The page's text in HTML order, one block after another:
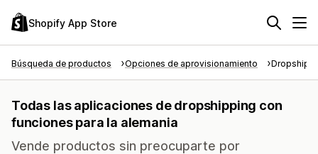
Shopify App Store
Búsqueda de productos Opciones de aprovisionamiento
Todas las aplicaciones de dropshipping con
funciones para la alemania
Vende productos sin preocuparte por